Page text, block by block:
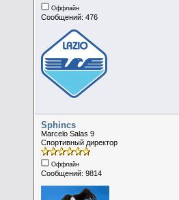
Оффлайн
Сообщений: 476
Sphincs
Marcelo Salas 9
Спортивный директор
Оффлайн
Сообщений: 9814